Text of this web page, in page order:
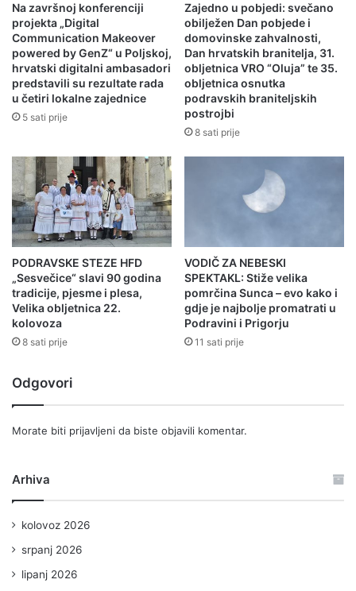
Na završnoj konferenciji
projekta „Digital
Communication Makeover
powered by GenZ“ u Poljskoj,
hrvatski digitalni ambasadori
predstavili su rezultate rada
u četiri lokalne zajednice
5 sati prije
Zajedno u pobjedi: svečano
obilježen Dan pobjede i
domovinske zahvalnosti,
Dan hrvatskih branitelja, 31.
obljetnica VRO “Oluja” te 35.
obljetnica osnutka
podravskih braniteljskih
postrojbi
8 sati prije
PODRAVSKE STEZE HFD
„Sesvečice“ slavi 90 godina
tradicije, pjesme i plesa,
Velika obljetnica 22.
kolovoza
8 sati prije
VODIČ ZA NEBESKI
SPEKTAKL: Stiže velika
pomrčina Sunca – evo kako i
gdje je najbolje promatrati u
Podravini i Prigorju
11 sati prije
Odgovori
Morate biti prijavljeni da biste objavili komentar.
Arhiva
kolovoz 2026
srpanj 2026
lipanj 2026